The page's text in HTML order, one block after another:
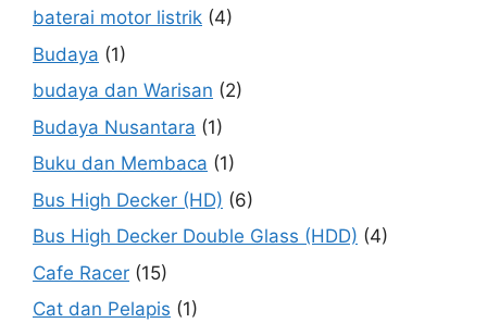
baterai motor listrik (4)
Budaya (1)
budaya dan Warisan (2)
Budaya Nusantara (1)
Buku dan Membaca (1)
Bus High Decker (HD) (6)
Bus High Decker Double Glass (HDD) (4)
Cafe Racer (15)
Cat dan Pelapis (1)